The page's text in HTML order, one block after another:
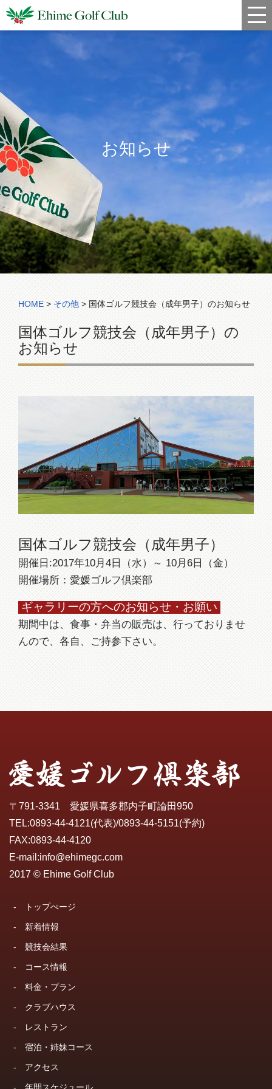
クラブハウス
年間スケジュール
宿泊・姉妹コース
アクセス
お知らせ
HOME > その他 > 国体ゴルフ競技会（成年男子）のお知らせ
国体ゴルフ競技会（成年男子）の
お知らせ
国体ゴルフ競技会（成年男子）
開催日:2017年10月4日（水）～ 10月6日（金）
開催場所：愛媛ゴルフ倶楽部
ギャラリーの方へのお知らせ・お願い
期間中は、食事・弁当の販売は、行っておりませ
んので、各自、ご持参下さい。
〒791-3341 愛媛県喜多郡内子町論田950
TEL:0893-44-4121(代表)/0893-44-5151(予約)
FAX:0893-44-4120
E-mail:info@ehimegc.com
2017 © Ehime Golf Club
- トップぺージ
- 新着情報
- 競技会結果
- コース情報
- 料金・プラン
- クラブハウス
- レストラン
- 宿泊・姉妹コース
- アクセス